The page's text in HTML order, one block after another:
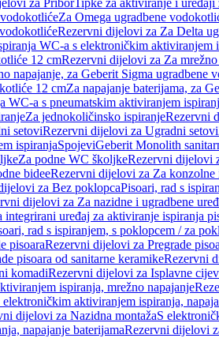
za PriborTipke za aktiviranje i
Za Omega ugradbene
Rezervni dijelovi za Za Delta
WC-a s elektroničkim aktiviranjem
12 cmRezervni dijelovi za Za
napajanje, za Geberit Sigma ugradbene
12 cmZa napajanje baterijama, za
WC-a s pneumatskim aktiviranjem
Za jednokoličinsko ispiranjeRezervni
setoviRezervni dijelovi za Ugradni setovi
ispiranjaSpojeviGeberit Monolith
Za podne WC školjkeRezervni dijelovi
bideeRezervni dijelovi za Za konzolne
za Bez poklopcaPisoari, rad s
dijelovi za Za nazidne i ugradbene
integrirani uređaj za aktiviranje ispiranja
rad s ispiranjem, s poklopcem / za
pisoaraRezervni dijelovi za Pregrade
pisoara od sanitarne keramikeRezervni
komadiRezervni dijelovi za Isplavne
ispiranja, mrežno napajanje
aktiviranjem ispiranja,
dijelovi za Nazidna montažaS
napajanje baterijamaRezervni dijelovi